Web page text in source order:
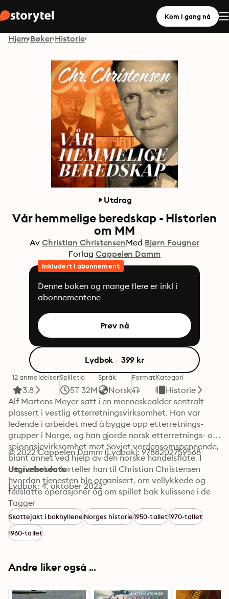
Kom i gang nå
Hjem Bøker Historie
Utdrag
Vår hemmelige beredskap - Historien
om MM
Av Christian ChristensenMed Bjørn Fougner
Forlag Cappelen Damm
Inkludert i abonnement
Denne boken og mange flere er inkl i
abonnementene
Prøv nå
Lydbok – 399 kr
12 anmeldelser
3.8
Spilletid
5T 32M
Språk
Norsk
FormatKategori
Historie
Alf Martens Meyer satt i en menneskealder sentralt
plassert i vestlig etterretningsvirksomhet. Han var
ledende i arbeidet med å bygge opp etterretnings­
grupper i Norge, og han gjorde norsk etterretnings- og
spionasjevirksomhet mot Sovjet verdensomspennende,
blant annet ved hjelp av den norske handelsflåte. I
denne boken forteller han til Christian Christensen
hvordan tjenesten ble organisert, om vellykkede og
feil­slåtte operasjoner og om spillet bak kulissene i de
aller best hemmeligholdte deler av norsk
etterretningsvirksomhet.
© 2022 Cappelen Damm (Lydbok): 9788202759568
Utgivelsesdato
Lydbok: 4. oktober 2022
Tagger
Skattejakt i bokhylleneNorges historie1950-tallet1970-tallet
1960-tallet
Andre liker også ...